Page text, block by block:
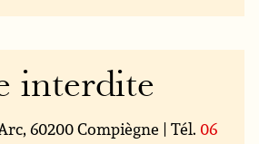
interdite
60200 Compiègne | Tél. 06